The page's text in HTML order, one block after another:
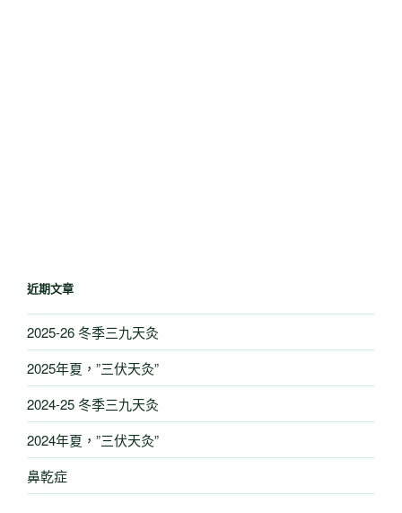
近期文章
2025-26 冬季三九天灸
2025年夏，”三伏天灸”
2024-25 冬季三九天灸
2024年夏，”三伏天灸”
鼻乾症